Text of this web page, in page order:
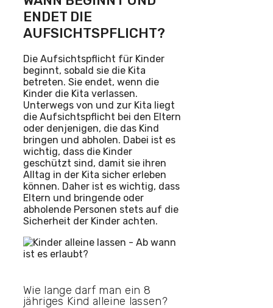
ENDET DIE
AUFSICHTSPFLICHT?
Die Aufsichtspflicht für Kinder
beginnt, sobald sie die Kita
betreten. Sie endet, wenn die
Kinder die Kita verlassen.
Unterwegs von und zur Kita liegt
die Aufsichtspflicht bei den Eltern
oder denjenigen, die das Kind
bringen und abholen. Dabei ist es
wichtig, dass die Kinder
geschützt sind, damit sie ihren
Alltag in der Kita sicher erleben
können. Daher ist es wichtig, dass
Eltern und bringende oder
abholende Personen stets auf die
Sicherheit der Kinder achten.
Wie lange darf man ein 8
jähriges Kind alleine lassen?